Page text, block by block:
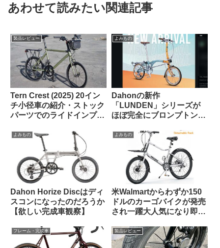
あわせて読みたい関連記事
製品レビュー
Tern Crest (2025) 20イン
チ小径車の紹介・ストック
パーツでのライドインプレ
い上質なミニベロ】
よみもの
Dahonの新作
「LUNDEN」シリーズが
ほぼ完全にブロンプトンな
【Brompton vs.
Brompnot 最終戦争へ】
よみもの
Dahon Horize Discはディ
スコンになったのだろうか
【欲しい完成車観察】
よみもの
米Walmartからわずか150
ドルのカーゴバイクが発売
され一躍大人気になり即日
フレーム・完成車 製品レビュー